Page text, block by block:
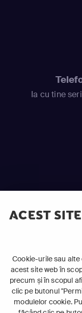
ACEST
Cookie-urile sau
acest site web în
precum și în scopul
clic pe butonul
modulelor cookie.
Ia cu tine